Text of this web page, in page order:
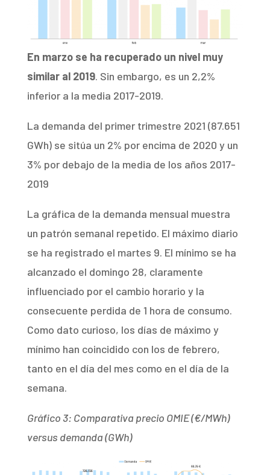
En marzo se ha recuperado un nivel muy
similar al 2019. Sin embargo, es un 2,2%
inferior a la media 2017-2019.
La demanda del primer trimestre 2021 (87.651
GWh) se sitúa un 2% por encima de 2020 y un
3% por debajo de la media de los años 2017-
2019
La gráfica de la demanda mensual muestra
un patrón semanal repetido. El máximo diario
se ha registrado el martes 9. El mínimo se ha
alcanzado el domingo 28, claramente
influenciado por el cambio horario y la
consecuente perdida de 1 hora de consumo.
Como dato curioso, los días de máximo y
mínimo han coincidido con los de febrero,
tanto en el día del mes como en el día de la
semana.
Gráfico 3: Comparativa precio OMIE (€/MWh)
versus demanda (GWh)